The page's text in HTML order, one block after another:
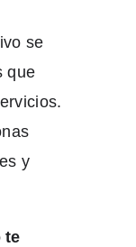
se
que
y
te